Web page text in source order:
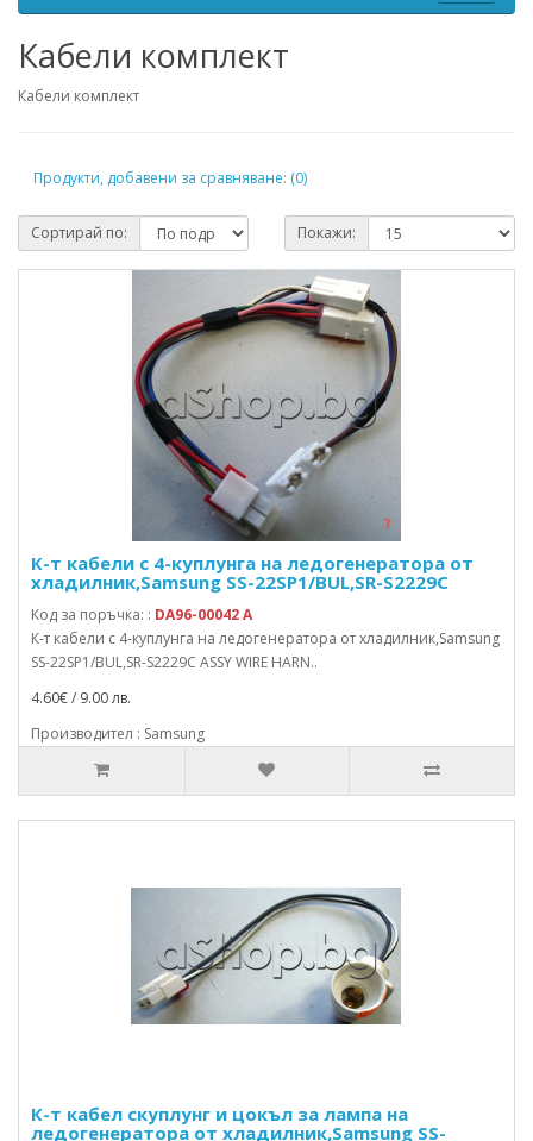
Кабели комплект
Кабели комплект
Продукти, добавени за сравняване: (0)
Сортирай по: Покажи:
К-т кабели с 4-куплунга на ледогенератора от
хладилник,Samsung SS-22SP1/BUL,SR-S2229C
Код за поръчка: : DA96-00042 A
К-т кабели с 4-куплунга на ледогенератора от хладилник,Samsung
SS-22SP1/BUL,SR-S2229C ASSY WIRE HARN..
4.60€ / 9.00 лв.
Производител : Samsung
К-т кабел скуплунг и цокъл за лампа на
ледогенератора от хладилник,Samsung SS-